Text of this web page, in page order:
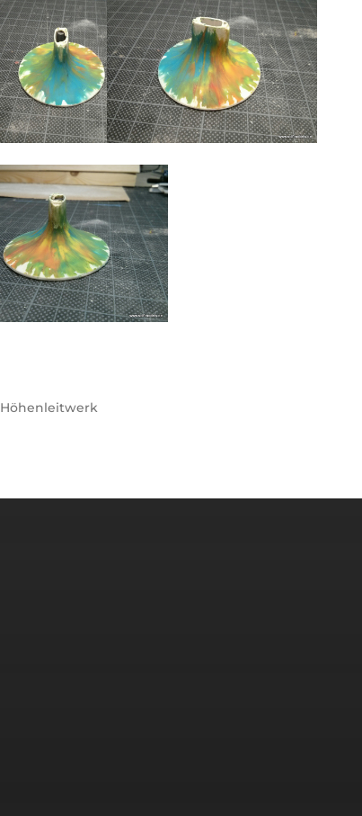
Höhenleitwerk